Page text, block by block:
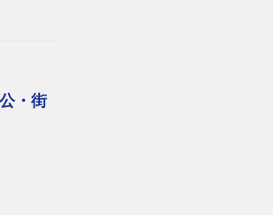
・街